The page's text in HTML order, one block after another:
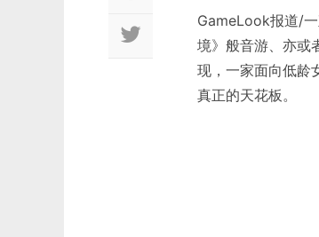
GameLook报道/
境》般音游、亦或
现，一家面向低龄
真正的天花板。